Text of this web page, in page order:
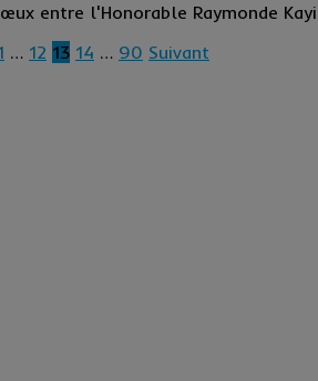
entre l'Honorable Raymonde
… 12 13 14 … 90 Suivant